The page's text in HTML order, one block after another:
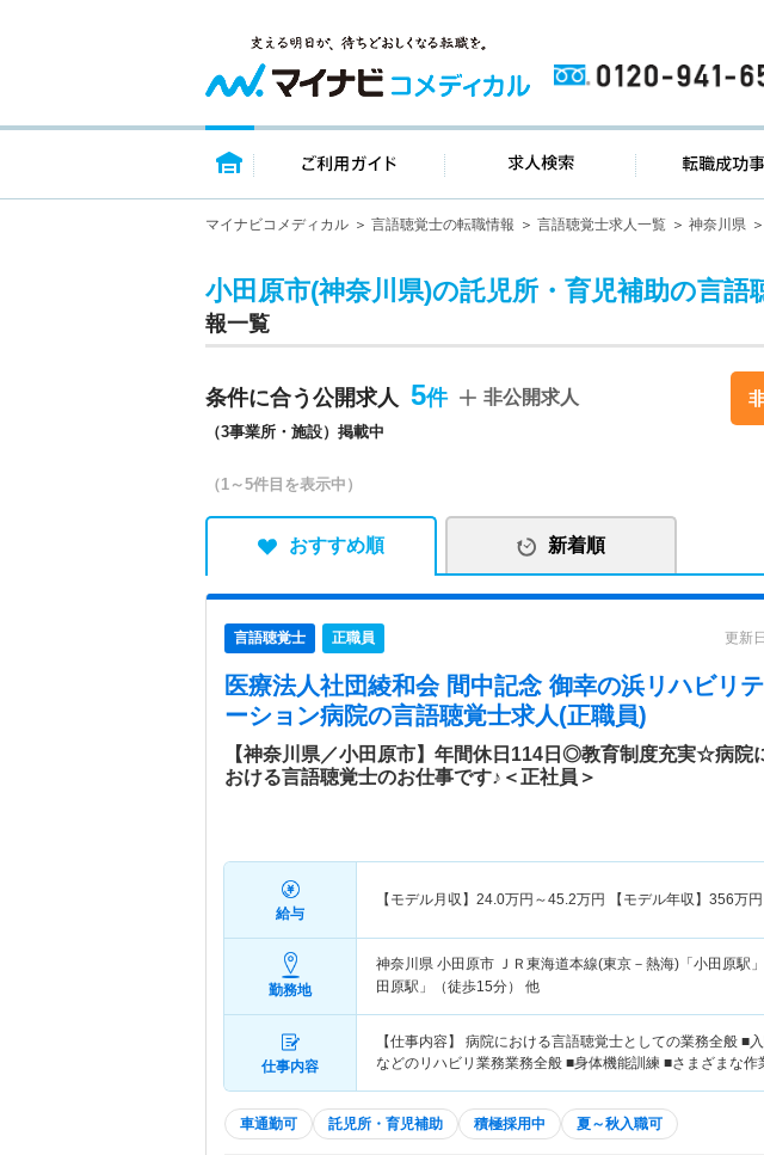
トップページ ご利用ガイド 求人検索
マイナビコメディカル 言語聴覚士の転職情報 言語聴覚士求人一覧 神奈川県
小田原市(神奈川県)の託児所・育児補助の言語
報一覧
条件に合う公開求人 5
（3事業所・施設）掲載中
非公開求人
（1～5件目を表示中）
おすすめ順 新着順
言語聴覚士 正職員 更新
医療法人社団綾和会 間中記念 御幸の浜リハビリテ
ーション病院の言語聴覚士求人(正職員)
【神奈川県／小田原市】年間休日114日◎教育制度充実☆病院
おける言語聴覚士のお仕事です♪＜正社員＞
給与
【モデル月収】 24.0万円～45.2万円 【モデル年収】 356万円
勤務地
神奈川県 小田原市 ＪＲ東海道本線(東京－熱海)「小田原駅
田原駅」（徒歩15分） 他
仕事内容
【仕事内容】 病院における言語聴覚士としての業務全般 ■
などのリハビリ業務業務全般 ■身体機能訓練 ■さまざまな
車通勤可 託児所・育児補助 積極採用中 夏～秋入職可